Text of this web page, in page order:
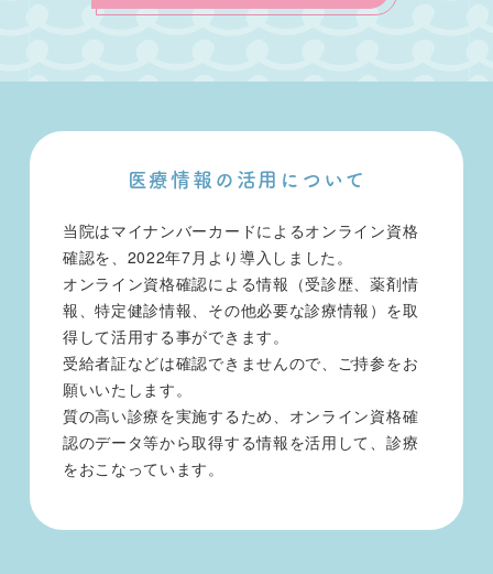
医療情報の活用について
当院はマイナンバーカードによるオンライン資格
確認を、2022年7月より導入しました。
オンライン資格確認による情報（受診歴、薬剤情
報、特定健診情報、その他必要な診療情報）を取
得して活用する事ができます。
受給者証などは確認できませんので、ご持参をお
願いいたします。
質の高い診療を実施するため、オンライン資格確
認のデータ等から取得する情報を活用して、診療
をおこなっています。